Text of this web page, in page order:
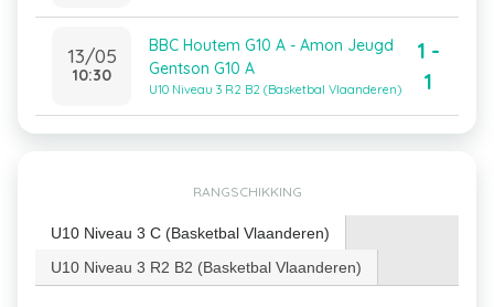
13/05
10:30
BBC Houtem G10 A - Amon Jeugd
Gentson G10 A
U10 Niveau 3 R2 B2 (Basketbal Vlaanderen)
1 -
1
RANGSCHIKKING
U10 Niveau 3 C (Basketbal Vlaanderen)
U10 Niveau 3 R2 B2 (Basketbal Vlaanderen)